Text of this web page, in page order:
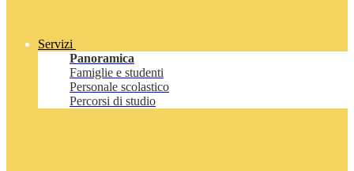
Servizi
Panoramica
Famiglie e studenti
Personale scolastico
Percorsi di studio